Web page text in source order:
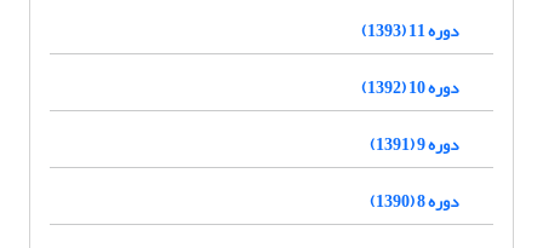
دوره 11 (1393)
دوره 10 (1392)
دوره 9 (1391)
دوره 8 (1390)